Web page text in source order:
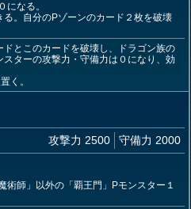
なる。
。自分のPゾーンのカード２枚を破壊
とこのカードを破壊し、ドラゴン族の
ターの攻撃力・守備力は０になり、効
く。
攻撃力 2500
守備力 2000
師」以外の「覇王門」Pモンスター１